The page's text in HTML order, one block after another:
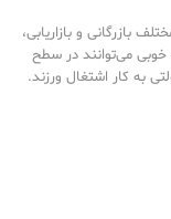
بازرگانی و بازاریابی،
خوبی می‌توانند در سطح
به کار اشتغال ورزند.